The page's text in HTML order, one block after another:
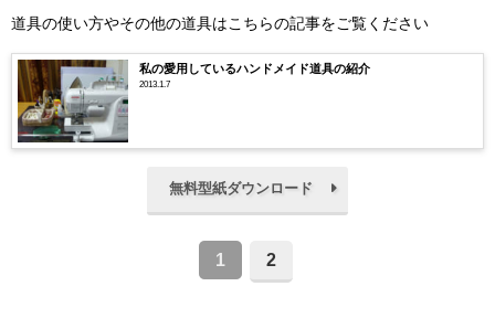
道具の使い方やその他の道具はこちらの記事をご覧ください
私の愛用しているハンドメイド道具の紹介
2013.1.7
無料型紙ダウンロード
1 2